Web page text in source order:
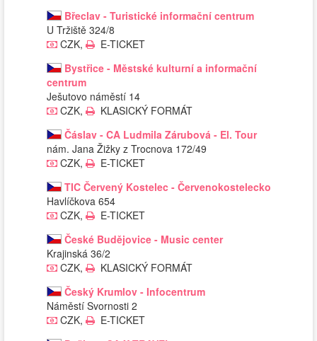
Břeclav - Turistické informační centrum
U Tržiště 324/8
CZK,
E-TICKET
Bystřice - Městské kulturní a informační
centrum
Ješutovo náměstí 14
CZK,
KLASICKÝ FORMÁT
Čáslav - CA Ludmila Zárubová - El. Tour
nám. Jana Žižky z Trocnova 172/49
CZK,
E-TICKET
TIC Červený Kostelec - Červenokostelecko
Havlíčkova 654
CZK,
E-TICKET
České Budějovice - Music center
Krajinská 36/2
CZK,
KLASICKÝ FORMÁT
Český Krumlov - Infocentrum
Náměstí Svornosti 2
CZK,
E-TICKET